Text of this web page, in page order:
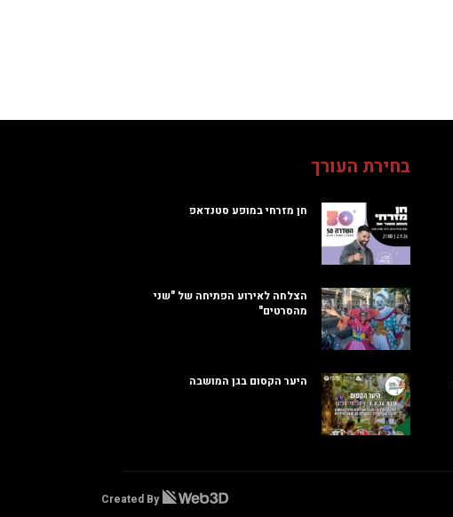
בחירת העורך
חן מזרחי במופע סטנדאפ
הצלחה לאירוע הפתיחה של "שני
מהסרטים"
היער הקסום בגן המושבה
Created By